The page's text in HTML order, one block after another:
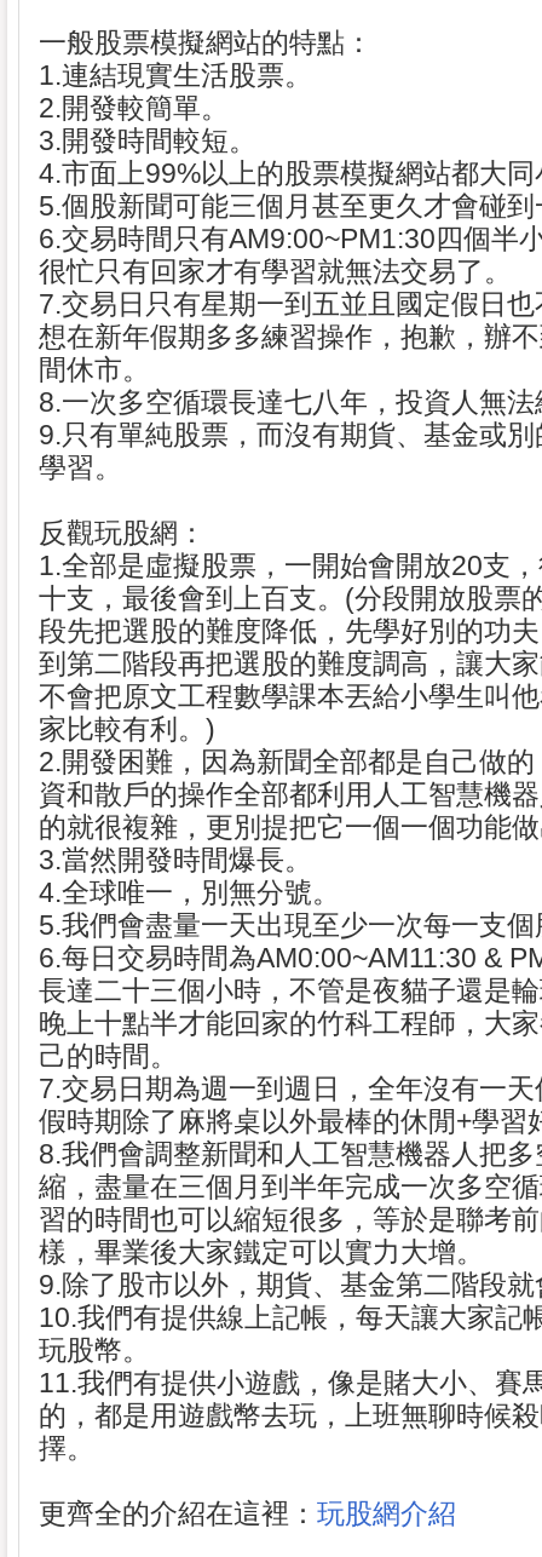
一般股票模擬網站的特點：
1.連結現實生活股票。
2.開發較簡單。
3.開發時間較短。
4.市面上99%以上的股票模擬網站都大同
5.個股新聞可能三個月甚至更久才會碰
6.交易時間只有AM9:00~PM1:30四個半
很忙只有回家才有學習就無法交易了。
7.交易日只有星期一到五並且國定假日
想在新年假期多多練習操作，抱歉，辦
間休市。
8.一次多空循環長達七八年，投資人無
9.只有單純股票，而沒有期貨、基金或
學習。
反觀玩股網：
1.全部是虛擬股票，一開始會開放20支
十支，最後會到上百支。(分段開放股票
段先把選股的難度降低，先學好別的功
到第二階段再把選股的難度調高，讓大
不會把原文工程數學課本丟給小學生叫
家比較有利。)
2.開發困難，因為新聞全部都是自己做
資和散戶的操作全部都利用人工智慧機
的就很複雜，更別提把它一個一個功能
3.當然開發時間爆長。
4.全球唯一，別無分號。
5.我們會盡量一天出現至少一次每一支
6.每日交易時間為AM0:00~AM11:30 &
長達二十三個小時，不管是夜貓子還是
晚上十點半才能回家的竹科工程師，大
己的時間。
7.交易日期為週一到週日，全年沒有一
假時期除了麻將桌以外最棒的休閒+學習
8.我們會調整新聞和人工智慧機器人把
縮，盡量在三個月到半年完成一次多空
習的時間也可以縮短很多，等於是聯考
樣，畢業後大家鐵定可以實力大增。
9.除了股市以外，期貨、基金第二階段
10.我們有提供線上記帳，每天讓大家記
玩股幣。
11.我們有提供小遊戲，像是賭大小、賽
的，都是用遊戲幣去玩，上班無聊時候
擇。
更齊全的介紹在這裡： 玩股網介紹